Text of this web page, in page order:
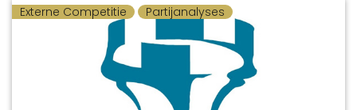
Externe Competitie Partijanalyses